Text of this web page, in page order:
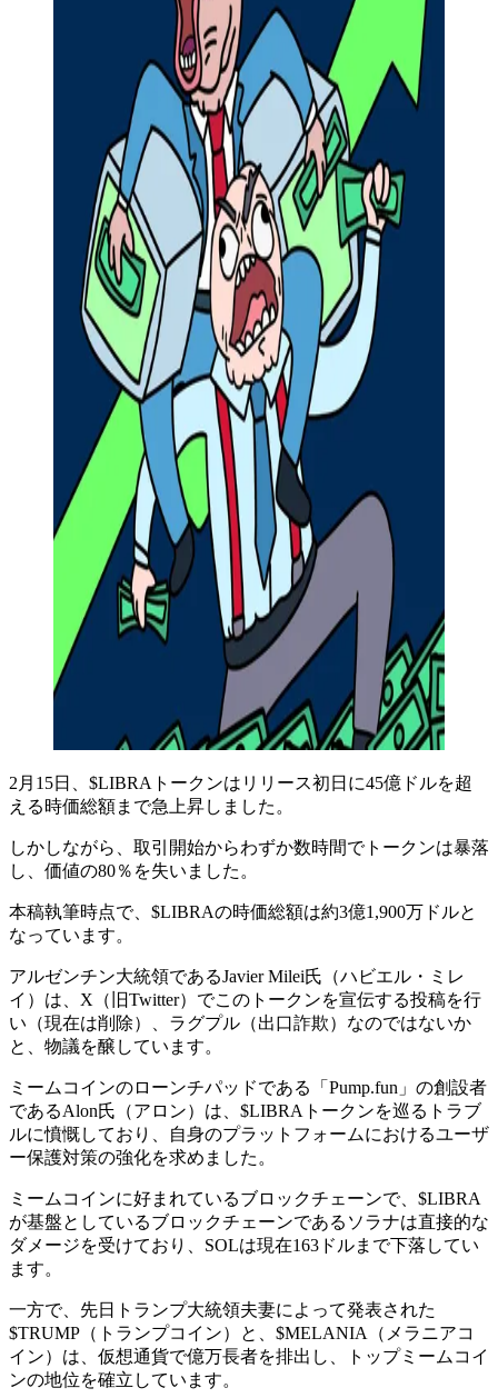
2月15日、$LIBRAトークンはリリース初日に45億ドルを超
える時価総額まで急上昇しました。
しかしながら、取引開始からわずか数時間でトークンは暴落
し、価値の80％を失いました。
本稿執筆時点で、$LIBRAの時価総額は約3億1,900万ドルと
なっています。
アルゼンチン大統領であるJavier Milei氏（ハビエル・ミレ
イ）は、X（旧Twitter）でこのトークンを宣伝する投稿を行
い（現在は削除）、ラグプル（出口詐欺）なのではないか
と、物議を醸しています。
ミームコインのローンチパッドである「Pump.fun」の創設者
であるAlon氏（アロン）は、$LIBRAトークンを巡るトラブ
ルに憤慨しており、自身のプラットフォームにおけるユーザ
ー保護対策の強化を求めました。
ミームコインに好まれているブロックチェーンで、$LIBRA
が基盤としているブロックチェーンであるソラナは直接的な
ダメージを受けており、SOLは現在163ドルまで下落してい
ます。
一方で、先日トランプ大統領夫妻によって発表された
$TRUMP（トランプコイン）と、$MELANIA（メラニアコ
イン）は、仮想通貨で億万長者を排出し、トップミームコイ
ンの地位を確立しています。